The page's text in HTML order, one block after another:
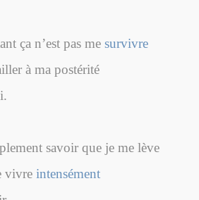
ça n’est pas me survivre
à ma postérité
savoir que je me lève
vivre intensément